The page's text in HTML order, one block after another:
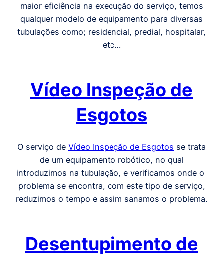
maior eficiência na execução do serviço, temos
qualquer modelo de equipamento para diversas
tubulações como; residencial, predial, hospitalar,
etc…
Vídeo Inspeção de
Esgotos
O serviço de Vídeo Inspeção de Esgotos se trata
de um equipamento robótico, no qual
introduzimos na tubulação, e verificamos onde o
problema se encontra, com este tipo de serviço,
reduzimos o tempo e assim sanamos o problema.
Desentupimento de